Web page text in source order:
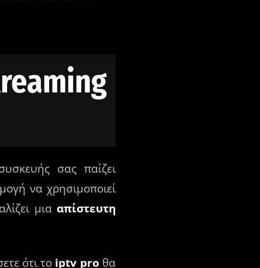
σας παίζει
να χρησιμοποιεί
μιααπίστευτη
ότι το iptv pro θα